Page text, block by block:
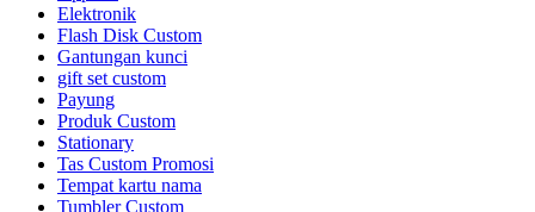
Elektronik
Flash Disk Custom
Gantungan kunci
gift set custom
Payung
Produk Custom
Stationary
Tas Custom Promosi
Tempat kartu nama
Tumbler Custom